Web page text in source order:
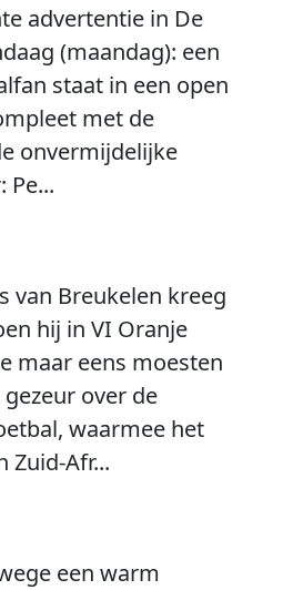
advertentie in De
(maandag): een
staat in een open
met de
onvermijdelijke
Pe...
van Breukelen kreeg
hij in VI Oranje
maar eens moesten
over de
waarmee het
Zuid-Afr...
een warm